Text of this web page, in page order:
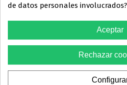
Debes confirmar
profesional
BALL-END-HOOKS -10-
21,18 €
de datos personales involucrados?
Aceptar
Rechazar